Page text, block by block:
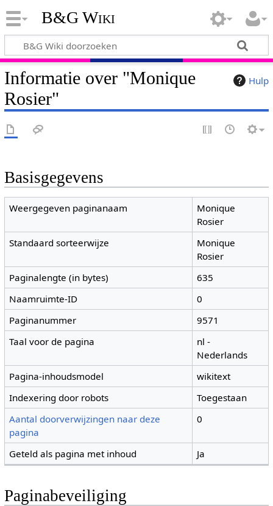
B&G Wiki
Hulp
Informatie over "Monique
Rosier"
Basisgegevens
Weergegeven paginanaam
Monique
Rosier
Standaard sorteerwijze
Monique
Rosier
Paginalengte (in bytes)
635
Naamruimte-ID
0
Paginanummer
9571
Taal voor de pagina
nl -
Nederlands
Pagina-inhoudsmodel
wikitext
Indexering door robots
Toegestaan
Aantal doorverwijzingen naar deze
pagina
0
Geteld als pagina met inhoud Ja
Paginabeveiliging